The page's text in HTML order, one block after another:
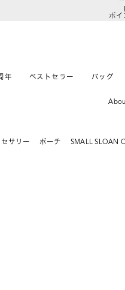
ポイ
年 ベストセラー バッグ
サリー ポーチ SMALL SLOAN